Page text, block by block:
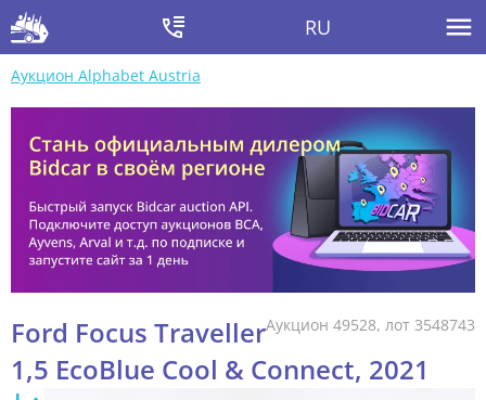
RU
Аукцион Alphabet Austria
Аукцион 49528, лот 3548743
Ford Focus Traveller
1,5 EcoBlue Cool & Connect, 2021